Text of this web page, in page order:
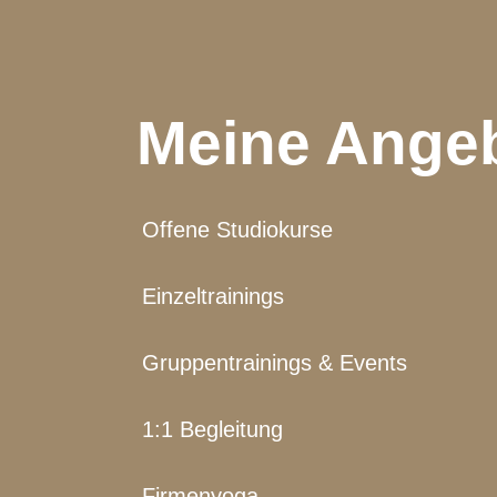
Meine
Offene Studiokurse
Einzeltrainings
Gruppentrainings & Events
1:1 Begleitung